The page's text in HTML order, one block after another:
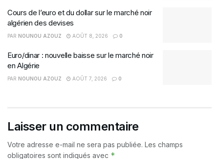
Cours de l’euro et du dollar sur le marché noir
algérien des devises
PAR NOUNOU AZOUZ AOÛT 8, 2026 0
Euro/dinar : nouvelle baisse sur le marché noir
en Algérie
PAR NOUNOU AZOUZ AOÛT 7, 2026 0
Laisser un commentaire
Votre adresse e-mail ne sera pas publiée. Les champs
obligatoires sont indiqués avec *